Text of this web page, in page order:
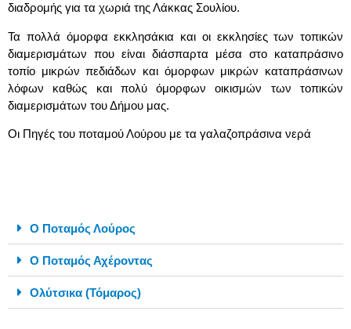
διαδρομής για τα χωριά της Λάκκας Σουλίου.
Τα πολλά όμορφα εκκλησάκια και οι εκκλησίες των τοπικών
διαμερισμάτων που είναι διάσπαρτα μέσα στο καταπράσινο
τοπίο μικρών πεδιάδων και όμορφων μικρών καταπράσινων
λόφων καθώς και πολύ όμορφων οικισμών των τοπικών
διαμερισμάτων του Δήμου μας.
Οι Πηγές του ποταμού Λούρου με τα γαλαζοπράσινα νερά
Ο Ποταμός Λούρος
Ο Ποταμός Αχέροντας
Ολύτσικα (Τόμαρος)